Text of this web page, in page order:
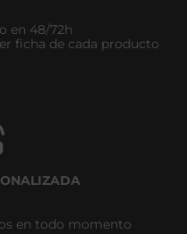
en 48/72h
ficha de cada producto
en todo momento